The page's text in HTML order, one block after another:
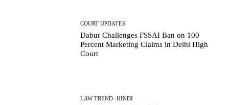
COURT UPDATES
Dabur Challenges FSSAI Ban on 100
Percent Marketing Claims in Delhi High
Court
LAW TREND -HINDI